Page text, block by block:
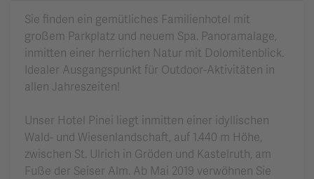
Sie finden ein gemütliches Familienhotel mit
großem Parkplatz und neuem Spa. Panoramalage,
inmitten einer herrlichen Natur mit Dolomitenblick.
Idealer Ausgangspunkt für Outdoor-Aktivitäten in
allen Jahreszeiten!
Unser Hotel Pinei liegt inmitten einer idyllischen
Wald- und Wiesenlandschaft, auf 1.440 m Höhe,
zwischen St. Ulrich in Gröden und Kastelruth, am
Fuße der Seiser Alm. Ab Mai 2019 verwöhnen Sie